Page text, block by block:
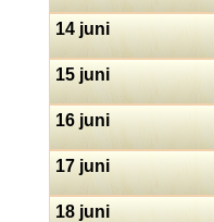
14 juni
15 juni
16 juni
17 juni
18 juni